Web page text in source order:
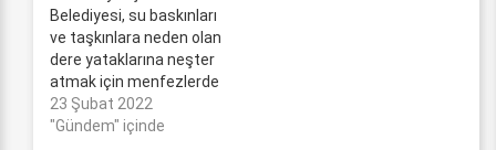
başlatılan çalışmalarda
önemli mesafe
kaydeden ekipler,
geçmiş yıllarda
meydana gelen yağış
sonrası su baskınlarının
yaşandığı Subaşı, Bucak
Belediyesi, su baskınları
ve taşkınlara neden olan
dere yataklarına neşter
atmak için menfezlerde
temizlik çalışması
başlattı. Altınordu,
23 Şubat 2022
"Gündem" içinde